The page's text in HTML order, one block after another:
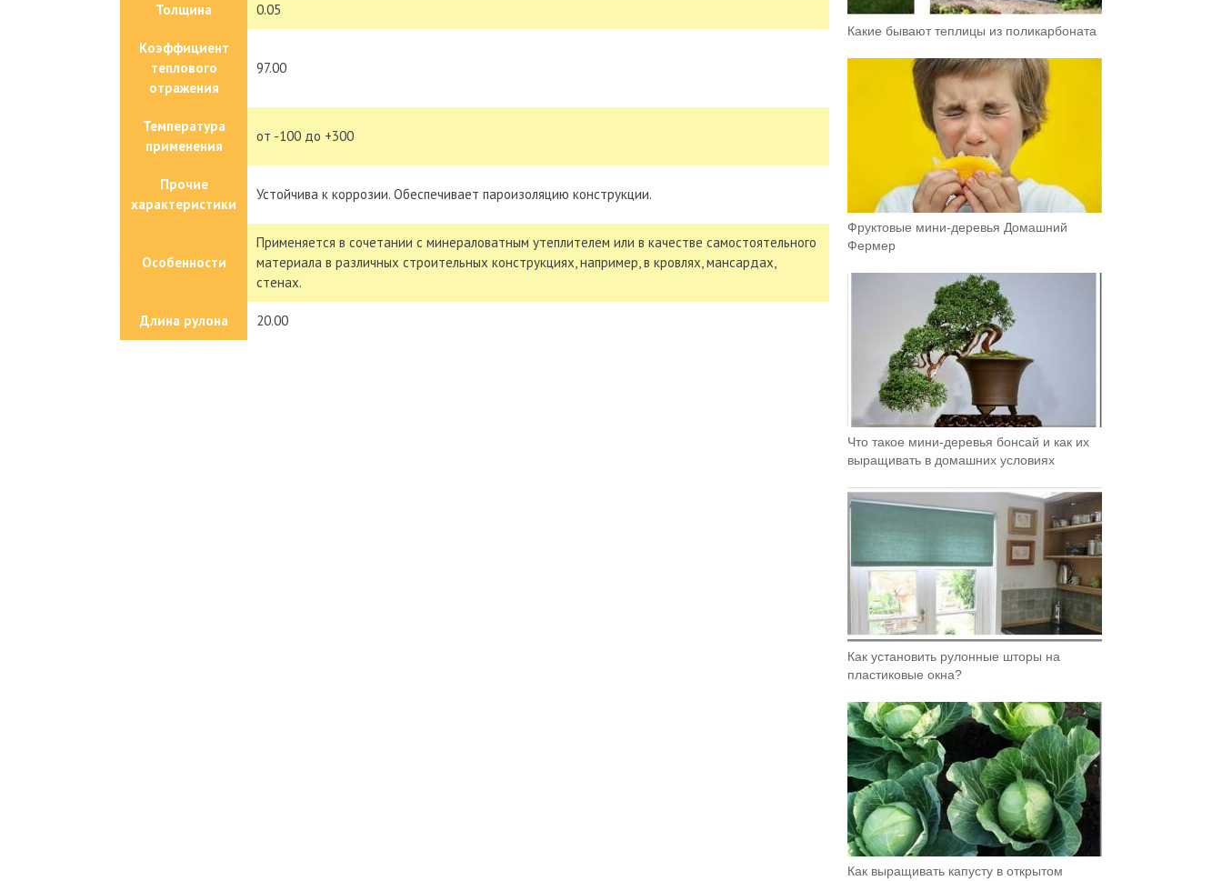
Толщина 0.05
Коэффициент
теплового
отражения
97.00
Температура
применения
от -100 до +300
Прочие
характеристики
Устойчива к коррозии. Обеспечивает пароизоляцию конструкции.
Особенности
Применяется в сочетании с минераловатным утеплителем или в качестве самостоятельного
материала в различных строительных конструкциях, например, в кровлях, мансардах,
стенах.
Длина рулона 20.00
Какие бывают теплицы из поликарбоната
Фруктовыe мини-деревья Домашний
Фермер
Что такое мини-деревья бонсай и как их
выращивать в домашних условиях
Как установить рулонные шторы на
пластиковые окна?
Как выращивать капусту в открытом